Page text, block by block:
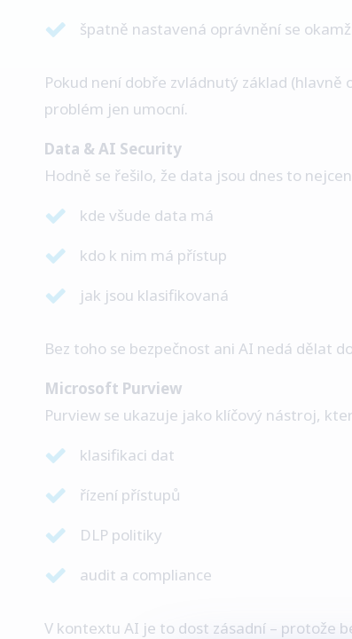
špatně nastavená oprávnění se
Pokud není dobře zvládnutý základ
problém jen umocní.
Data & AI Security
Hodně se řešilo, že data jsou dnes to
kde všude data má
kdo k nim má přístup
jak jsou klasifikovaná
Bez toho se bezpečnost ani AI nedá dělat
Microsoft Purview
Purview se ukazuje jako klíčový nástroj,
klasifikaci dat
řízení přístupů
DLP politiky
audit a compliance
V kontextu AI je to dost zásadní – protože